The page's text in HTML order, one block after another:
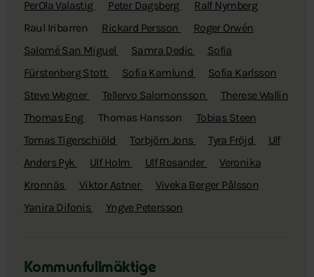
PerOla Valastig
Peter Dagsberg
Ralf Nymberg
Raul Iribarren
Rickard Persson
Roger Orwén
Salomé San Miguel
Samra Dedic
Sofia
Fürstenberg Stott
Sofia Kamlund
Sofia Karlsson
Steve Wegner
Tellervo Salomonsson
Therese Wallin
Thomas Eng
Thomas Hansson
Tobias Steen
Tomas Tigerschiöld
Torbjörn Jons Tyra Fröjd
Ulf
Anders Pyk
Ulf Holm Ulf Rosander
Veronika
Kronnäs
Viktor Astner
Viveka Berger Pålsson
Yanira Difonis
Yngve Petersson
Kommunfullmäktige